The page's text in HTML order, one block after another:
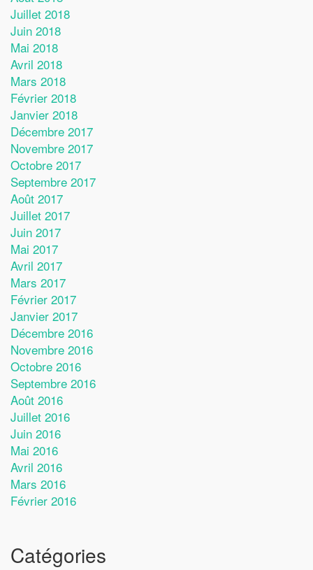
Juillet 2018
Juin 2018
Mai 2018
Avril 2018
Mars 2018
Février 2018
Janvier 2018
Décembre 2017
Novembre 2017
Octobre 2017
Septembre 2017
Août 2017
Juillet 2017
Juin 2017
Mai 2017
Avril 2017
Mars 2017
Février 2017
Janvier 2017
Décembre 2016
Novembre 2016
Octobre 2016
Septembre 2016
Août 2016
Juillet 2016
Juin 2016
Mai 2016
Avril 2016
Mars 2016
Février 2016
Catégories